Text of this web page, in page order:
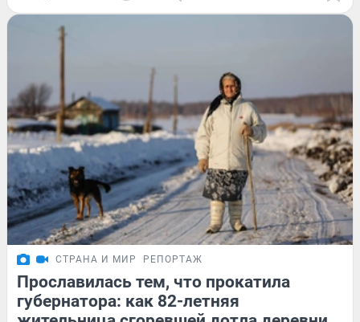
СТРАНА И МИР РЕПОРТАЖ
Прославилась тем, что прокатила
губернатора: как 82-летняя